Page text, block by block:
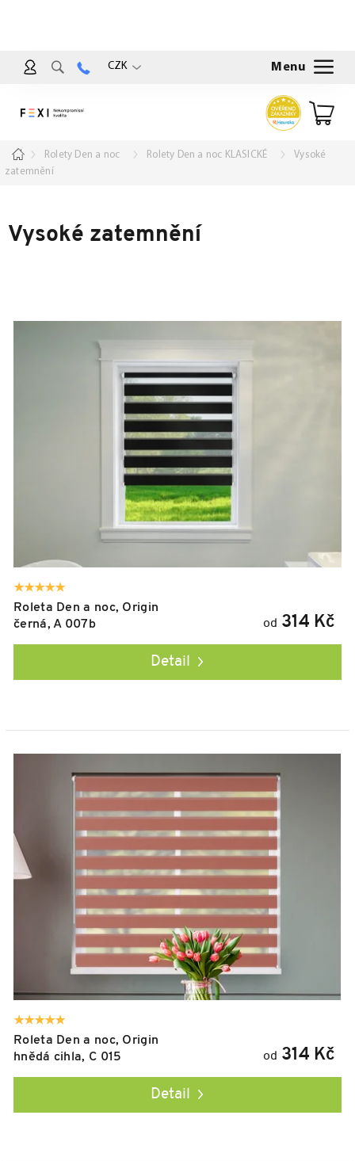
CZK
DomůRolety Den a noc Rolety Den a noc KLASICKÉ
Vysoké
zatemnění
Vysoké zatemnění
ý
Roleta Den a noc, Origin
černá, A 007b
od 314 Kč
Detail
Roleta Den a noc, Origin
hnědá cihla, C 015
od 314 Kč
Detail